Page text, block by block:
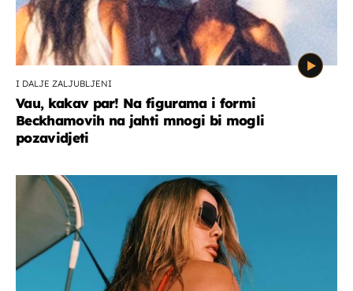
I DALJE ZALJUBLJENI
Vau, kakav par! Na figurama i formi
Beckhamovih na jahti mnogi bi mogli
pozavidjeti